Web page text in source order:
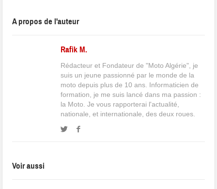
A propos de l'auteur
Rafik M.
Rédacteur et Fondateur de "Moto Algérie", je
suis un jeune passionné par le monde de la
moto depuis plus de 10 ans. Informaticien de
formation, je me suis lancé dans ma passion :
la Moto. Je vous rapporterai l'actualité,
nationale, et internationale, des deux roues.
Voir aussi